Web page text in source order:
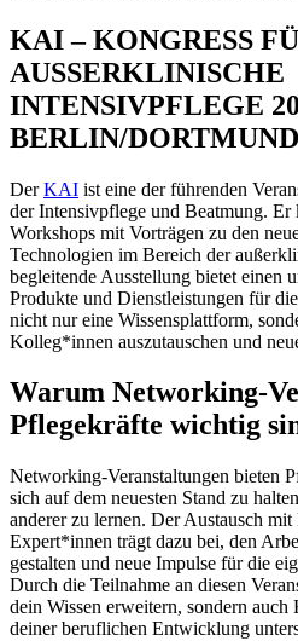
KAI – KONGRESS
AUSSERKLINISCHE
INTENSIVPFLEGE
BERLIN/DORTMUND
DerKAI ist eine der führenden
der Intensivpflege und Beatmung. Er
Workshops mit Vorträgen zu den
Technologien im Bereich der
begleitende Ausstellung bietet einen
Produkte und Dienstleistungen für
nicht nur eine Wissensplattform,
Kolleg*innen auszutauschen und
Warum Networking-
Pflegekräfte wichtig
Networking-Veranstaltungen bieten
sich auf dem neuesten Stand zu
anderer zu lernen. Der Austausch
Expert*innen trägt dazu bei, den
gestalten und neue Impulse für die
Durch die Teilnahme an diesen
dein Wissen erweitern, sondern
deiner beruflichen Entwicklung